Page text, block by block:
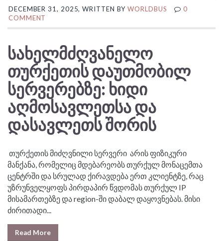
DECEMBER 31, 2025, WRITTEN BYWORLDBUS
0
COMMENT
ᲡᲐᲮᲔᲚᲛᲫᲦᲕᲐᲜᲔᲚᲝ
ᲗᲣᲠᲥᲔᲗᲘᲡ ᲓᲐᲣᲗᲛᲝᲑᲘᲚ
ᲡᲔᲠᲕᲔᲠᲔᲑᲖᲔ: ᲮᲘᲓᲘ
ᲐᲦᲛᲝᲡᲐᲕᲚᲔᲗᲡᲐ ᲓᲐ
ᲓᲐᲡᲐᲕᲚᲔᲗᲡ ᲨᲝᲠᲘᲡ
თურქეთის მიძღვნილი სერვერი არის ფიზიკური
მანქანა, რომელიც მდებარეობს თურქულ მონაცემთა
ცენტრში და სრულად ქირავდება ერთ კლიენტზე, რაც
უზრუნველყოფს პირდაპირ წვდომას თურქულ IP
მისამართებზე და region-ში დაბალ დაყოვნებას. მისი
ძირითადი...
Read More